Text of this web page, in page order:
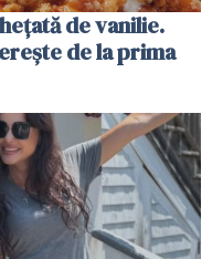
de vanilie.
de la prima